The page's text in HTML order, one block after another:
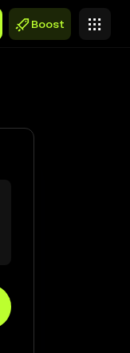
Boost